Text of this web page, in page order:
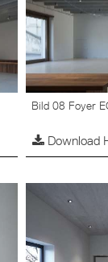
Bild 08 Foyer
Download